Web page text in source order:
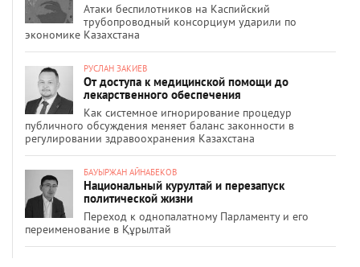
Атаки беспилотников на Каспийский
трубопроводный консорциум ударили по
экономике Казахстана
РУСЛАН ЗАКИЕВ
От доступа к медицинской помощи до
лекарственного обеспечения
Как системное игнорирование процедур
публичного обсуждения меняет баланс законности в
регулировании здравоохранения Казахстана
БАУЫРЖАН АЙНАБЕКОВ
Национальный курултай и перезапуск
политической жизни
Переход к однопалатному Парламенту и его
переименование в Құрылтай